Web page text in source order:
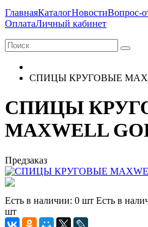
ГлавнаяКаталогНовостиВопрос-
ОплатаЛичный кабинет
СПИЦЫ КРУГОВЫЕ
СПИЦЫ
MAXWELL
Предзаказ
Есть в наличии: 0 шт Есть в
шт